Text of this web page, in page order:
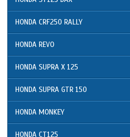
HONDA CRF250 RALLY
HONDA REVO
HONDA SUPRA X 125
HONDA SUPRA GTR 150
HONDA MONKEY
HONDA CT125